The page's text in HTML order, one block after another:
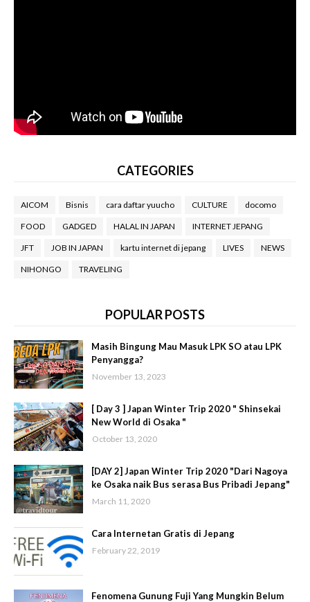
CATEGORIES
AICOM Bisnis cara daftar yuucho CULTURE docomo
FOOD GADGED HALAL IN JAPAN INTERNET JEPANG
JFT JOB IN JAPAN kartu internet di jepang LIVES NEWS
NIHONGO TRAVELING
POPULAR POSTS
Masih Bingung Mau Masuk LPK SO atau LPK
Penyangga?
November 13, 2023
[ Day 3 ] Japan Winter Trip 2020 " Shinsekai
New World di Osaka "
October 13, 2020
[DAY 2] Japan Winter Trip 2020 "Dari Nagoya
ke Osaka naik Bus serasa Bus Pribadi Jepang"
March 11, 2020
Cara Internetan Gratis di Jepang
February 22, 2019
Fenomena Gunung Fuji Yang Mungkin Belum